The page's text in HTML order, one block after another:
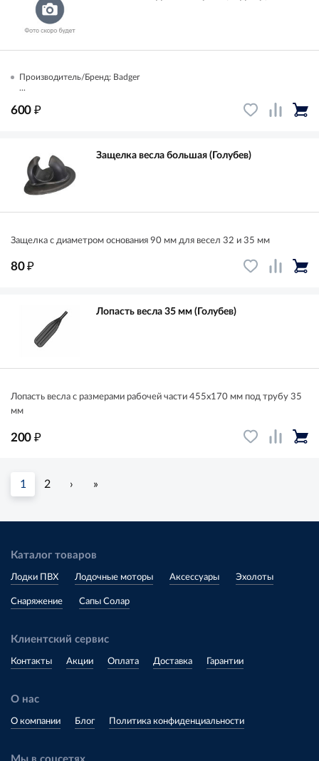
Производитель/Бренд: Badger
...
600 ₽
Защелка весла большая (Голубев)
Защелка с диаметром основания 90 мм для весел 32 и 35 мм
80₽
Лопасть весла 35 мм (Голубев)
Лопасть весла с размерами рабочей части 455х170 мм под трубу 35
мм
200 ₽
1 2 › »
Каталог товаров
Лодки ПВХ Лодочные моторы Аксессуары Эхолоты
Снаряжение Сапы Солар
Клиентский сервис
Контакты Акции Оплата Доставка Гарантии
О нас
О компании Блог Политика конфиденциальности